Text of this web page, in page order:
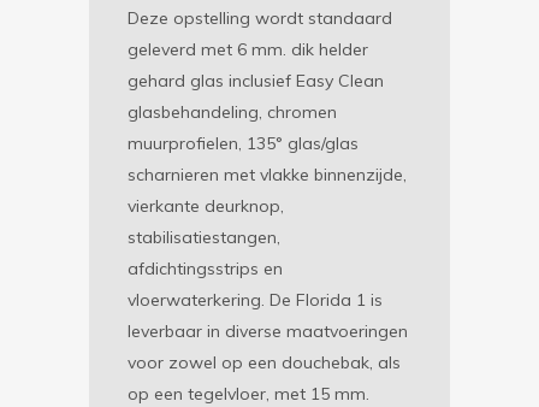
Deze opstelling wordt standaard
geleverd met 6 mm. dik helder
gehard glas inclusief Easy Clean
glasbehandeling, chromen
muurprofielen, 135° glas/glas
scharnieren met vlakke binnenzijde,
vierkante deurknop,
stabilisatiestangen,
afdichtingsstrips en
vloerwaterkering. De Florida 1 is
leverbaar in diverse maatvoeringen
voor zowel op een douchebak, als
op een tegelvloer, met 15 mm.